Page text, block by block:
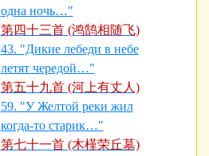
одна ночь…"
第四十三首 (鸿鹄相随飞)
43. "Дикие лебеди в небе
летят чередой…"
第五十九首 (河上有丈人)
59. "У Желтой реки жил
когда-то старик…"
第七十一首 (木槿荣丘墓)